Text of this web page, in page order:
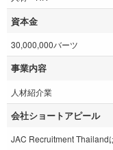
資本金
30,000,000バーツ
事業内容
人材紹介業
会社ショートアピール
JAC Recruitment Thailand